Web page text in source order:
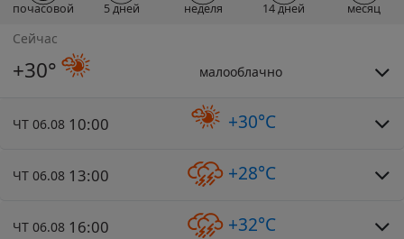
почасовой 5 дней неделя 14 дней месяц
Сейчас
+30° малооблачно
ЧТ 06.08 10:00 +30°C
ЧТ 06.08 13:00 +28°C
ЧТ 06.08 16:00 +32°C